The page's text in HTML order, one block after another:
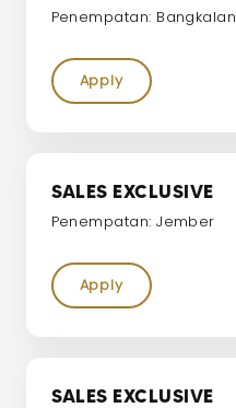
Penempatan: Bangkalan
Apply
SALES EXCLUSIVE
Penempatan: Jember
Apply
SALES EXCLUSIVE